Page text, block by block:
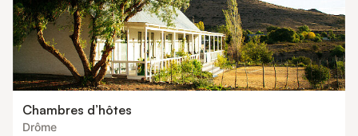
Chambres d’hôtes
Drôme